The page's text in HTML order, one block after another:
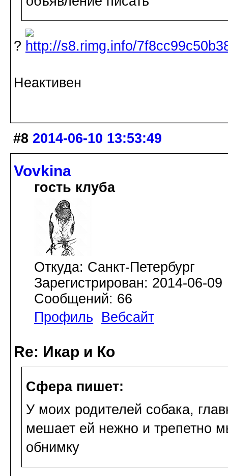
?
Неактивен
#8 2014-06-10 13:53:49
Vovkina
гость клуба
Откуда: Санкт-Петербург
Зарегистрирован: 2014-06-09
Сообщений: 66
Профиль
Вебсайт
Re: Икар и Ко
Сфера пишет:
У моих родителей собака,
мешает ей нежно и трепетно
обнимку